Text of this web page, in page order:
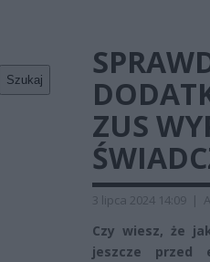
Szukaj
ZUS
3 lipca 2024 14:09 |
Czy wiesz, że
jeszcze przed